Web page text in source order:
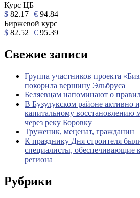
Курс ЦБ
$ 82.17 € 94.84
Биржевой курс
$ 82.52 € 95.39
Свежие записи
Группа участников проекта
покорила вершину Эльбруса
Беляевцам напоминают о
В Бузулукском районе активно
капитальному восстановлению
через реку Боровку
Труженик, меценат, гражданин
К празднику Дня строителя
специалисты, обеспечивающие
региона
Рубрики